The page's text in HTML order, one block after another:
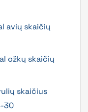
avių skaičių
ožkų skaičių
skaičius
30